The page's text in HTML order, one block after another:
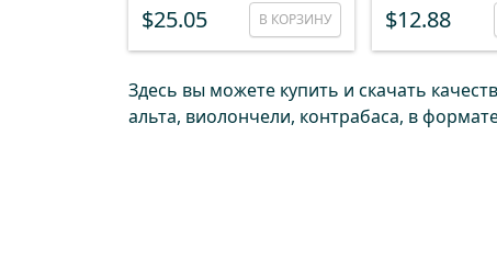
$25.05 В КОРЗИНУ $12.88
Здесь вы можете купить и скачать
альта, виолончели, контрабаса, в